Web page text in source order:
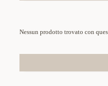
Nessun prodotto trovato con